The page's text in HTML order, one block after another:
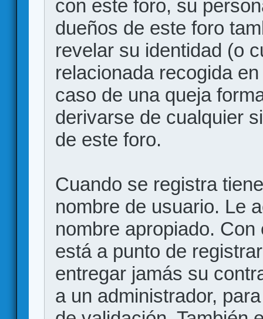
con este foro, su
dueños de este foro
revelar su identidad (o
relacionada recogida
caso de una queja
derivarse de cualquier
de este foro.
Cuando se registra
nombre de usuario. Le
nombre apropiado.
está a punto de
entregar jamás su
a un administrador,